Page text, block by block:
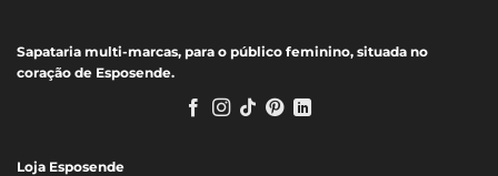
Sapataria multi-marcas, para o público feminino, situada no
coração de Esposende.
Loja Esposende